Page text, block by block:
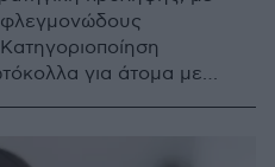
για άτομα με